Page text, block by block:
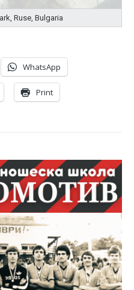
Ruse, Bulgaria
WhatsApp
Print